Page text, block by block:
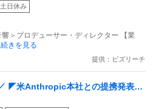
土日休み
響＞プロデューサー・ディレクター 【業
きを見る
提供：ビズリーチ
◤米Anthropic本社との提携発表！
ローバルAIスタートアップ◢ 世界